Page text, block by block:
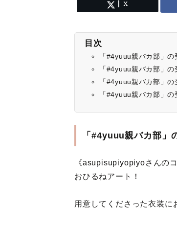
X
目次
「#4yuuu親バカ部」
「#4yuuu親バカ部」
「#4yuuu親バカ部」
「#4yuuu親バカ部」
「#4yuuu親バカ部
《asupisupiyopiyoさんのコ
おひるねアート！
用意してくださった衣装